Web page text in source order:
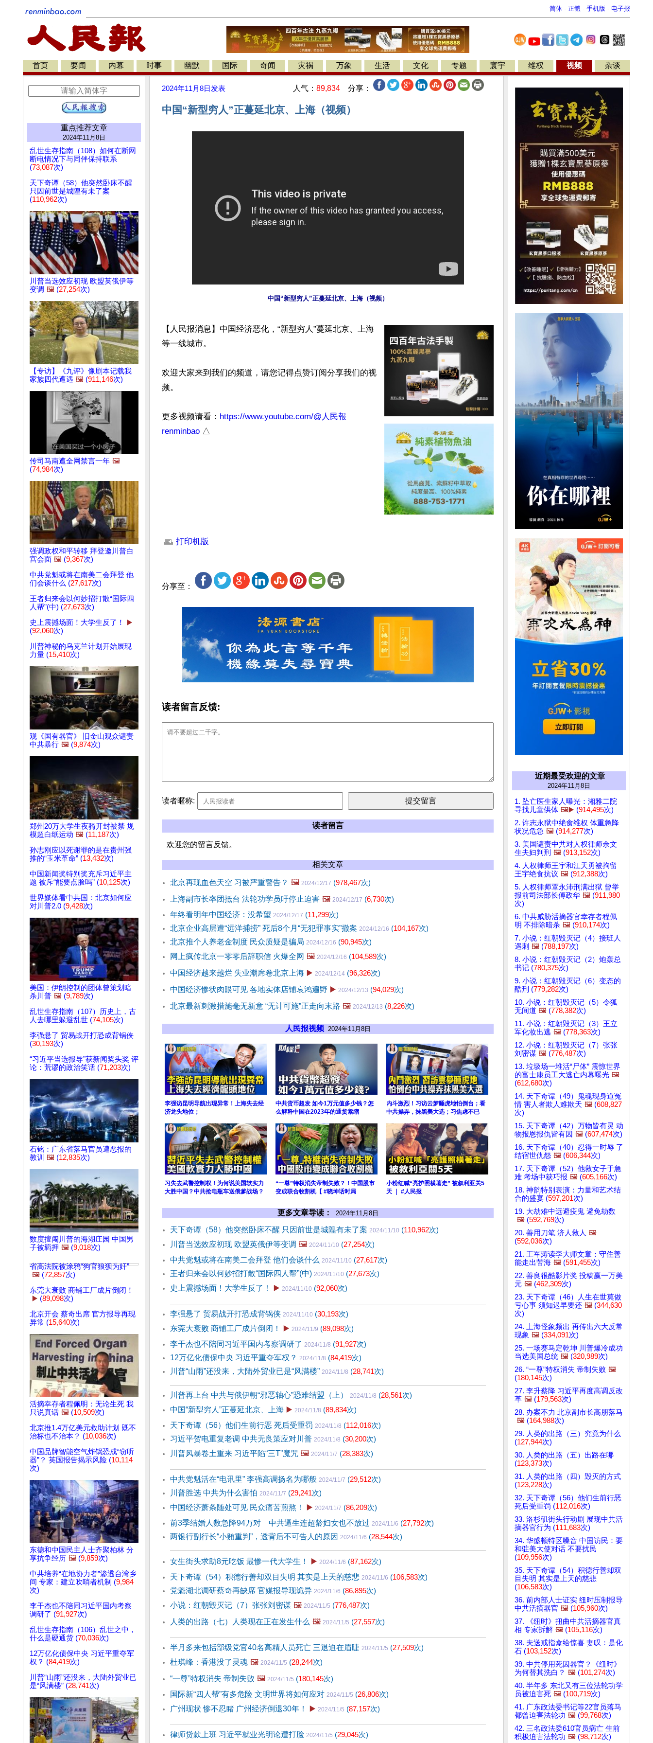
简体 - 正體 - 手机版 - 电子报
首页 要闻 内幕 时事 幽默 国际 奇闻 灾祸 万象 生活 文化 专题 寰宇 维权 视频 杂谈
重点推荐文章
2024年11月8日
乱世生存指南（108）如何在断网
断电情况下与同伴保持联系
(73,087次)
天下奇谭（58）他突然卧床不醒
只因前世是城隍有未了案
(110,962次)
川普当选效应初现 欧盟英俄伊等
变调 🖼️ (27,254次)
【专访】《九评》像剧本记载我
家族四代遭遇 🖼️ (911,146次)
传司马南遭全网禁言一年 🖼️
(74,984次)
强调政权和平转移 拜登邀川普白
宫会面 🖼️ (9,367次)
中共党魁或将在南美二会拜登 他
们会谈什么 (27,617次)
王者归来会以何妙招打散“国际四
人帮”(中) (27,673次)
史上震撼场面！大学生反了！
▶️
(92,060次)
川普神秘的乌克兰计划开始展现
力量 (15,410次)
观《国有器官》 旧金山观众谴责
中共暴行 🖼️ (9,874次)
郑州20万大学生夜骑开封被禁 规
模超白纸运动 🖼️ (11,187次)
孙志刚应以死谢罪的是在贵州强
推的“玉米革命” (13,432次)
中国新闻奖特别奖充斥习近平主
题 被斥“能要点脸吗” (10,125次)
世界媒体看中共国：北京如何应
对川普2.0 (9,428次)
美国：伊朗控制的团体曾策划暗
杀川普 🖼️ (9,789次)
乱世生存指南（107）历史上，古
人去哪里躲避乱世 (74,105次)
李强悬了 贸易战开打恐成背锅侠
(30,193次)
“习近平当选报导”获新闻奖头奖 评
论：荒谬的政治笑话 (71,203次)
石铭：广东省落马官员遭恶报的
教训
🖼️ (12,835次)
数度擅闯川普的海湖庄园 中国男
子被羁押 🖼️ (9,018次)
省高法院被涂鸦“狗官狼狈为奸”
🖼️ (72,857次)
东莞大衰败 商铺工厂成片倒闭！
▶️ (89,098次)
北京开会 蔡奇出席 官方报导再现
异常 (15,640次)
活摘幸存者程佩明：无论生死 我
只说真话 🖼️ (10,509次)
北京推1.4万亿美元救助计划 既不
治标也不治本？ (10,036次)
中国品牌智能空气炸锅恐成“窃听
器”？ 英国报告揭示风险 (10,114
次)
东德和中国民主人士齐聚柏林 分
享抗争经历 🖼️ (9,859次)
中共培养“在地协力者”渗透台湾乡
间 专家：建立吹哨者机制 (9,984
次)
李干杰也不陪同习近平国内考察
调研了 (91,927次)
乱世生存指南（106）乱世之中，
什么是硬通货 (70,036次)
12万亿化债保中央 习近平重夺军
权？ (84,419次)
川普“山雨”还没来，大陆外贸业已
是“风满楼” (28,741次)
2024年11月8日 发表 人气： 89,834 分享：
中国“新型穷人”正蔓延北京、上海（视频）
中国“新型穷人”正蔓延北京、上海（视频）
【人民报消息】中国经济恶化，“新型穷人”蔓延北京、上海
等一线城市。
欢迎大家来到我们的频道，请您记得点赞订阅分享我们的视
频。
更多视频请看： https://www.youtube.com/@人民報
renminbao △
打印机版
分享至：
读者留言反馈:
读者暱称:
读者留言
欢迎您的留言反馈。
相关文章
北京再现血色天空 习被严重警告？ 🖼️ 2024/12/17 (978,467次)
上海副市长率团抵台 法轮功学员吁停止迫害 🖼️ 2024/12/17 (6,730次)
年终看明年中国经济：没希望 2024/12/17 (11,299次)
北京企业高层遭“远洋捕捞” 死后8个月“无犯罪事实”撤案 2024/12/16 (104,167次)
北京推个人养老金制度 民众质疑是骗局 2024/12/16 (90,945次)
网上疯传北京一零零后辞职信 火爆全网 🖼️ 2024/12/16 (104,589次)
中国经济越来越烂 失业潮席卷北京上海 ▶️ 2024/12/14 (96,326次)
中国经济惨状肉眼可见 各地实体店铺哀鸿遍野 ▶️ 2024/12/13 (94,029次)
北京最新刺激措施毫无新意 “无计可施”正走向末路 🖼️ 2024/12/13 (8,226次)
人民报视频 2024年11月8日
李强访昆明导航出现异常！上海失去经
济龙头地位；
中共货币超发 如今1万元值多少钱？怎
么解释中国在2023年的通货紧缩
内斗激烈！习访云梦睡虎地怕倒台；看
中共操弄，抹黑美大选；习焦虑不已
习失去武警控制权！为何说美国软实力
大胜中国？中共抢电瓶车送俄爹战场？
“一尊”特权消失帝制失败？！中国股市
变成联合收割机【 #晓坤话时局
小粉红喊“亮护照横著走” 被叙利亚关5
天 ｜ #人民报
更多文章导读： 2024年11月8日
天下奇谭（58）他突然卧床不醒 只因前世是城隍有未了案 2024/11/10 (110,962次)
川普当选效应初现 欧盟英俄伊等变调 🖼️ 2024/11/10 (27,254次)
中共党魁或将在南美二会拜登 他们会谈什么 2024/11/10 (27,617次)
王者归来会以何妙招打散“国际四人帮”(中) 2024/11/10 (27,673次)
史上震撼场面！大学生反了！
▶️ 2024/11/10 (92,060次)
李强悬了 贸易战开打恐成背锅侠 2024/11/10 (30,193次)
东莞大衰败 商铺工厂成片倒闭！
▶️ 2024/11/9 (89,098次)
李干杰也不陪同习近平国内考察调研了 2024/11/8 (91,927次)
12万亿化债保中央 习近平重夺军权？ 2024/11/8 (84,419次)
川普“山雨”还没来，大陆外贸业已是“风满楼” 2024/11/8 (28,741次)
川普再上台 中共与俄伊朝“邪恶轴心”恐难结盟（上） 2024/11/8 (28,561次)
中国“新型穷人”正蔓延北京、上海 ▶️ 2024/11/8 (89,834次)
天下奇谭（56）他们生前行恶 死后受重罚 2024/11/8 (112,016次)
习近平贺电重复老调 中共无良策应对川普 2024/11/8 (30,200次)
川普风暴卷土重来 习近平陷“三T”魔咒 🖼️ 2024/11/7 (28,383次)
中共党魁活在“电讯里” 李强高调扬名为哪般 2024/11/7 (29,512次)
川普胜选 中共为什么害怕 2024/11/7 (29,241次)
中国经济萧条随处可见 民众痛苦煎熬！
▶️ 2024/11/7 (86,209次)
前3季结婚人数急降94万对 中共逼生连超龄妇女也不放过 2024/11/6 (27,792次)
两银行副行长“小贿重判”，透背后不可告人的原因 2024/11/6 (28,544次)
女生街头求助8元吃饭 最惨一代大学生！ ▶️ 2024/11/6 (87,162次)
天下奇谭（54）积德行善却双目失明 其实是上天的慈悲 2024/11/6 (106,583次)
党魁湖北调研蔡奇再缺席 官媒报导现诡异 2024/11/6 (86,895次)
小说：红朝毁灭记（7）张张刘密谋 🖼️ 2024/11/5 (776,487次)
人类的出路（七）人类现在正在发生什么 🖼️ 2024/11/5 (27,557次)
半月多来包括部级党官40名高精人员死亡 三退迫在眉睫 2024/11/5 (27,509次)
杜琪峰：香港没了灵魂 🖼️ 2024/11/5 (28,244次)
“一尊”特权消失 帝制失败 🖼️ 2024/11/5 (180,145次)
国际新“四人帮”有多危险 文明世界将如何应对 2024/11/5 (26,806次)
广州现状 惨不忍睹 广州经济倒退30年！
▶️ 2024/11/5 (87,157次)
律师贷款上班 习近平就业光明论遭打脸 2024/11/5 (29,045次)
近期最受欢迎的文章
2024年11月8日
1. 坠亡医生家人曝光：湘雅二院
寻找儿童供体 🖼️▶️ (914,495次)
2. 许志永狱中绝食维权 体重急降
状况危急 🖼️ (914,277次)
3. 美国谴责中共对人权律师余文
生夫妇判刑 🖼️ (913,152次)
4. 人权律师王宇和江天勇被拘留
王宇绝食抗议 🖼️ (912,388次)
5. 人权律师覃永沛刑满出狱 曾举
报前司法部长傅政华 🖼️ (911,980
次)
6. 中共威胁活摘器官幸存者程佩
明 不排除暗杀 🖼️ (910,174次)
7. 小说：红朝毁灭记（4）接班人
遇刺 🖼️ (788,197次)
8. 小说：红朝毁灭记（2）炮轰总
书记 (780,375次)
9. 小说：红朝毁灭记（6）变态的
酷刑 (779,282次)
10. 小说：红朝毁灭记（5）令狐
无间道 🖼️ (778,382次)
11. 小说：红朝毁灭记（3）王立
军化妆出逃 🖼️ (778,363次)
12. 小说：红朝毁灭记（7）张张
刘密谋 🖼️ (776,487次)
13. 垃圾场一堆活“尸体” 震惊世界
的富士康员工大逃亡内幕曝光 🖼️
(612,680次)
14. 天下奇谭（49）鬼魂现身道冤
情 害人者欺人难欺天 🖼️ (608,827
次)
15. 天下奇谭（42）万物皆有灵 动
物报恩报仇皆有因 🖼️ (607,474次)
16. 天下奇谭（40）忍得一时辱 了
结宿世仇怨 🖼️ (606,344次)
17. 天下奇谭（52）他救女子于急
难 考场中获巧报 🖼️ (605,166次)
18. 神韵特别表演：力量和艺术结
合的盛宴 (597,201次)
19. 大劫难中远避疫鬼 避免劫数
🖼️ (592,769次)
20. 善用刀笔 济人救人 🖼️
(592,036次)
21. 王军涛读李大师文章：守住善
能走出苦海 🖼️ (591,455次)
22. 善良很酷影片奖 投稿赢一万美
元 🖼️ (462,309次)
23. 天下奇谭（46）人生在世莫做
亏心事 须知迟早要还 🖼️ (344,630
次)
24. 上海怪象频出 再传出六大反常
现象 🖼️ (334,091次)
25. 一场赛马定乾坤 川普爆冷成功
当选美国总统 🖼️ (320,989次)
26. “一尊”特权消失 帝制失败 🖼️
(180,145次)
27. 李升蔡降 习近平再度高调反改
革 🖼️ (179,563次)
28. 办案不力 北京副市长高朋落马
🖼️ (164,988次)
29. 人类的出路（三）究竟为什么
(127,944次)
30. 人类的出路（五）出路在哪
(123,373次)
31. 人类的出路（四）毁灭的方式
(123,228次)
32. 天下奇谭（56）他们生前行恶
死后受重罚 (112,016次)
33. 洛杉矶街头行动剧 展现中共活
摘器官行为 (111,683次)
34. 华盛顿特区噪音 中国访民：要
和驻美大使对话 不要扰民
(109,956次)
35. 天下奇谭（54）积德行善却双
目失明 其实是上天的慈悲
(106,583次)
36. 前内部人士证实 纽时压制报导
中共活摘器官 🖼️ (105,960次)
37. 《纽时》扭曲中共活摘器官真
相 专家拆解 🖼️ (105,116次)
38. 夫送戒指盒给惊喜 妻叹：是化
石 (103,152次)
39. 中共停用死囚器官？《纽时》
为何替其洗白？ 🖼️ (101,274次)
40. 半年多 东北又有三位法轮功学
员被迫害死 🖼️ (100,719次)
41. 广东政法委书记等22官员落马
都曾迫害法轮功 🖼️ (99,768次)
42. 三名政法委610官员病亡 生前
积极迫害法轮功 🖼️ (98,712次)